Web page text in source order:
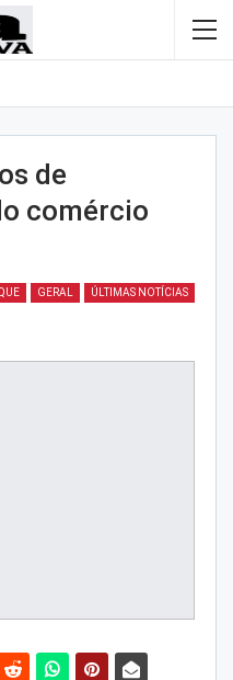
de
comércio
GERAL ÚLTIMAS NOTÍCIAS